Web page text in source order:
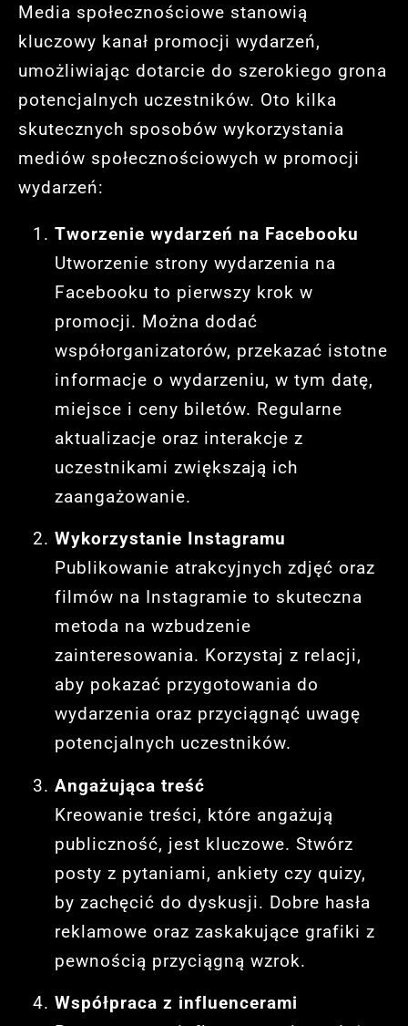
Media społecznościowe stanowią
kluczowy kanał promocji wydarzeń,
umożliwiając dotarcie do szerokiego grona
potencjalnych uczestników. Oto kilka
skutecznych sposobów wykorzystania
mediów społecznościowych w promocji
wydarzeń:
Tworzenie wydarzeń na Facebooku
Utworzenie strony wydarzenia na
Facebooku to pierwszy krok w
promocji. Można dodać
współorganizatorów, przekazać istotne
informacje o wydarzeniu, w tym datę,
miejsce i ceny biletów. Regularne
aktualizacje oraz interakcje z
uczestnikami zwiększają ich
zaangażowanie.
Wykorzystanie Instagramu
Publikowanie atrakcyjnych zdjęć oraz
filmów na Instagramie to skuteczna
metoda na wzbudzenie
zainteresowania. Korzystaj z relacji,
aby pokazać przygotowania do
wydarzenia oraz przyciągnąć uwagę
potencjalnych uczestników.
Angażująca treść
Kreowanie treści, które angażują
publiczność, jest kluczowe. Stwórz
posty z pytaniami, ankiety czy quizy,
by zachęcić do dyskusji. Dobre hasła
reklamowe oraz zaskakujące grafiki z
pewnością przyciągną wzrok.
Współpraca z influencerami